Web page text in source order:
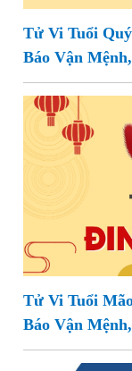
Tử Vi Tuổi
Báo Vận
Tử Vi Tuổi
Báo Vận